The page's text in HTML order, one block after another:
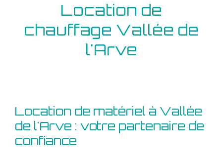
Location de
chauffage Vallée de
l'Arve
Location de matériel à Vallée
de l'Arve : votre partenaire de
confiance